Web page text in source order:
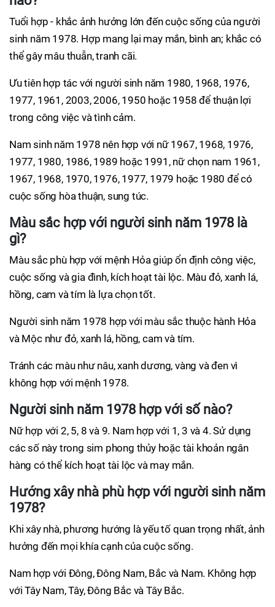
Tuổi hợp - khắc ảnh hưởng lớn đến cuộc sống của người
sinh năm 1978. Hợp mang lại may mắn, bình an; khắc có
thể gây mâu thuẫn, tranh cãi.
Ưu tiên hợp tác với người sinh năm 1980, 1968, 1976,
1977, 1961, 2003, 2006, 1950 hoặc 1958 để thuận lợi
trong công việc và tình cảm.
Nam sinh năm 1978 nên hợp với nữ 1967, 1968, 1976,
1977, 1980, 1986, 1989 hoặc 1991, nữ chọn nam 1961,
1967, 1968, 1970, 1976, 1977, 1979 hoặc 1980 để có
cuộc sống hòa thuận, sung túc.
Màu sắc hợp với người sinh năm 1978 là
gì?
Màu sắc phù hợp với mệnh Hỏa giúp ổn định công việc,
cuộc sống và gia đình, kích hoạt tài lộc. Màu đỏ, xanh lá,
hồng, cam và tím là lựa chọn tốt.
Người sinh năm 1978 hợp với màu sắc thuộc hành Hỏa
và Mộc như đỏ, xanh lá, hồng, cam và tím.
Tránh các màu như nâu, xanh dương, vàng và đen vì
không hợp với mệnh 1978.
Người sinh năm 1978 hợp với số nào?
Nữ hợp với 2, 5, 8 và 9. Nam hợp với 1, 3 và 4. Sử dụng
các số này trong sim phong thủy hoặc tài khoản ngân
hàng có thể kích hoạt tài lộc và may mắn.
Hướng xây nhà phù hợp với người sinh năm
1978?
Khi xây nhà, phương hướng là yếu tố quan trọng nhất, ảnh
hưởng đến mọi khía cạnh của cuộc sống.
Nam hợp với Đông, Đông Nam, Bắc và Nam. Không hợp
với Tây Nam, Tây, Đông Bắc và Tây Bắc.